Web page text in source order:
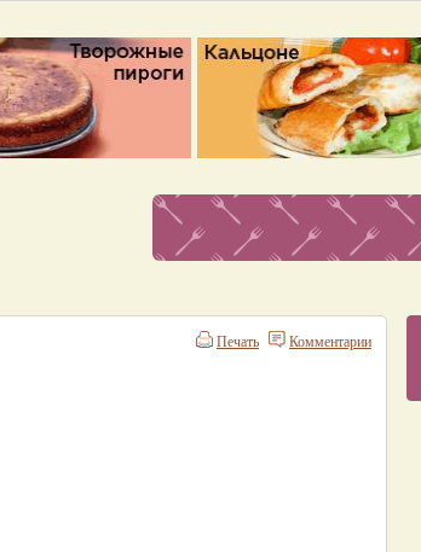
Комментарии
Печать